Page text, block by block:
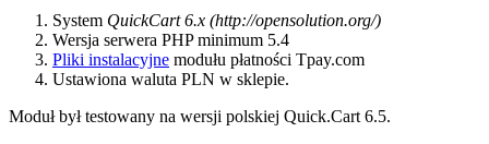
System QuickCart 6.x (http://opensolution.org/)
Wersja serwera PHP minimum 5.4
Pliki instalacyjne modułu płatności Tpay.com
Ustawiona waluta PLN w sklepie.
Moduł był testowany na wersji polskiej Quick.Cart 6.5.